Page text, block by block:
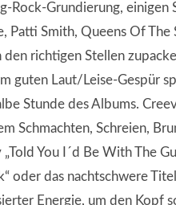
Rock-Grundierung, einigen
Patti Smith, Queens Of
den richtigen Stellen
guten Laut/Leise-Gespür
Stunde des Albums.
Schmachten, Schreien,
You I´d Be With The
oder das nachtschwere
Energie, um den Kopf